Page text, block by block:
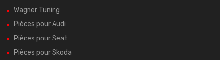
Wagner Tuning
Pièces pour Audi
Pièces pour Seat
Pièces pour Skoda